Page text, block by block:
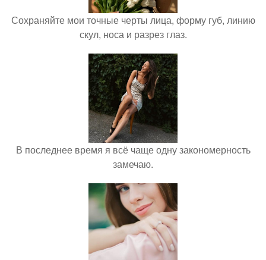
Сохраняйте мои точные черты лица, форму губ, линию
скул, носа и разрез глаз.
В последнее время я всё чаще одну закономерность
замечаю.